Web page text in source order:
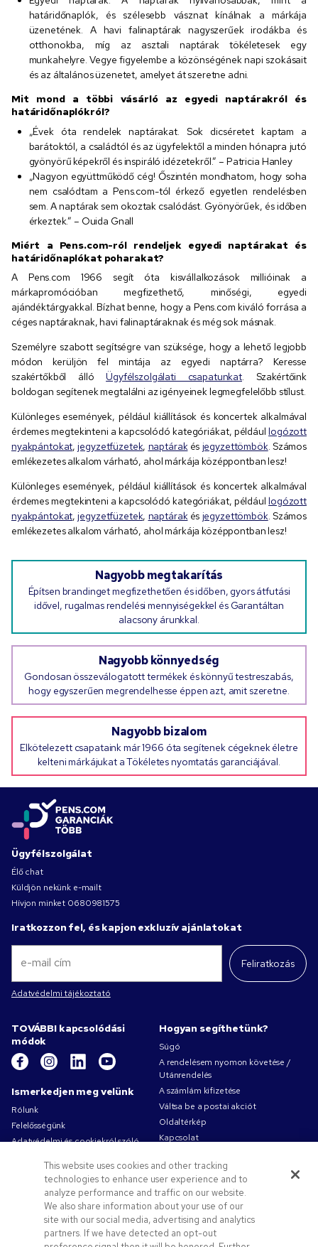
határidőnaplók, és szélesebb vásznat kínálnak a márkája
üzenetének. A havi falinaptárak nagyszerűek irodákba és
otthonokba, míg az asztali naptárak tökéletesek egy
munkahelyre. Vegye figyelembe a közönségének napi szokásait
és az általános üzenetet, amelyet át szeretne adni.
Mit mond a többi vásárló az egyedi naptárakról és
határidőnaplókról?
„Évek óta rendelek naptárakat. Sok dicséretet kaptam a
barátoktól, a családtól és az ügyfelektől a minden hónapra jutó
gyönyörű képekről és inspiráló idézetekről.” – Patricia Hanley
„Nagyon együttműködő cég! Őszintén mondhatom, hogy soha
nem csalódtam a Pens.com-tól érkező egyetlen rendelésben
sem. A naptárak sem okoztak csalódást. Gyönyörűek, és időben
érkeztek.” – Ouida Gnall
Miért a Pens.com-ról rendeljek egyedi naptárakat és
határidőnaplókat poharakat?
A Pens.com 1966 segít óta kisvállalkozások millióinak a
márkapromócióban megfizethető, minőségi, egyedi
ajándéktárgyakkal. Bízhat benne, hogy a Pens.com kiváló forrása a
céges naptáraknak, havi falinaptáraknak és még sok másnak.
Személyre szabott segítségre van szüksége, hogy a lehető legjobb
módon kerüljön fel mintája az egyedi naptárra? Keresse
szakértőkből állóÜgyfélszolgálati csapatunkat. Szakértőink
boldogan segítenek megtalálni az igényeinek legmegfelelőbb stílust.
Különleges események, például kiállítások és koncertek alkalmával
érdemes megtekinteni a kapcsolódó kategóriákat, példáullogózott
nyakpántokat,jegyzetfüzetek, naptárakés jegyzettömbök. Számos
emlékezetes alkalom várható, ahol márkája középpontban lesz!
Különleges események, például kiállítások és koncertek alkalmával
érdemes megtekinteni a kapcsolódó kategóriákat, példáullogózott
nyakpántokat,jegyzetfüzetek, naptárakés jegyzettömbök. Számos
emlékezetes alkalom várható, ahol márkája középpontban lesz!
Nagyobb megtakarítás
Építsen brandinget megfizethetően és időben, gyors átfutási
idővel, rugalmas rendelési mennyiségekkel és Garantáltan
alacsony árunkkal.
Nagyobb könnyedség
Gondosan összeválogatott termékek és könnyű testreszabás,
hogy egyszerűen megrendelhesse éppen azt, amit szeretne.
Nagyobb bizalom
Elkötelezett csapataink már 1966 óta segítenek cégeknek életre
kelteni márkájukat a Tökéletes nyomtatás garanciájával.
Ügyfélszolgálat
Élő chat
Küldjön nekünk e-mailt
Hívjon minket 0680981575
Iratkozzon fel, és kapjon exkluzív ajánlatokat
Feliratkozás
Adatvédelmi tájékoztató
TOVÁBBI kapcsolódási
módok
Ismerkedjen meg velünk
Rólunk
Felelősségünk
Adatvédelmi és cookiekról szóló
Használati feltételek
Értékesítési feltételeket
Pens.com-karrierek
Ajánlatok és erőforrások
Céges ajándékok
Hogyan segíthetünk?
Súgó
A rendelésem nyomon követése /
Utánrendelés
A számlám kifizetése
Váltsa be a postai akciót
Oldaltérkép
Kapcsolat
This website uses cookies and other tracking
technologies to enhance user experience and to
analyze performance and traffic on our website.
We also share information about your use of our
site with our social media, advertising and analytics
partners. If we have detected an opt-out